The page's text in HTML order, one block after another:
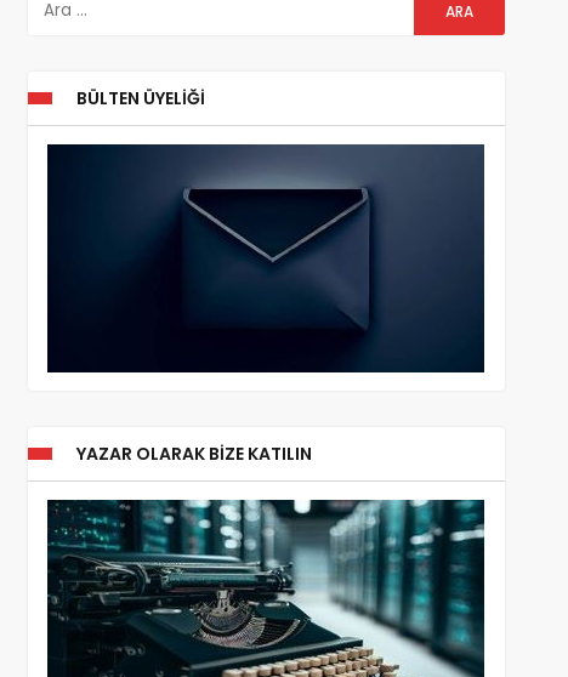
BÜLTEN ÜYELIĞI
YAZAR OLARAK BIZE KATILIN